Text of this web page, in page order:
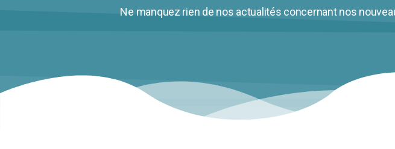
Ne manquez rien de nos actualités concernant nos